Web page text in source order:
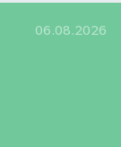
06.08.2026